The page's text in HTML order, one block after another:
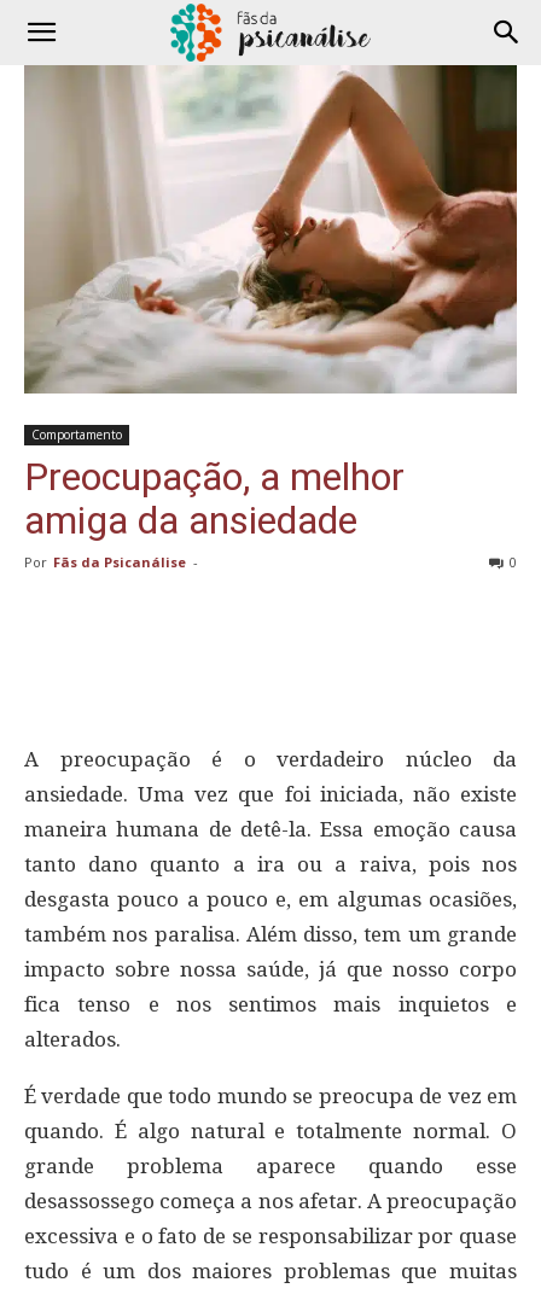
Comportamento
Preocupação, a melhor
amiga da ansiedade
Por Fãs da Psicanálise - 0
A preocupação é o verdadeiro núcleo da
ansiedade. Uma vez que foi iniciada, não existe
maneira humana de detê-la. Essa emoção causa
tanto dano quanto a ira ou a raiva, pois nos
desgasta pouco a pouco e, em algumas ocasiões,
também nos paralisa. Além disso, tem um grande
impacto sobre nossa saúde, já que nosso corpo
fica tenso e nos sentimos mais inquietos e
alterados.
É verdade que todo mundo se preocupa de vez em
quando. É algo natural e totalmente normal. O
grande problema aparece quando esse
desassossego começa a nos afetar. A preocupação
excessiva e o fato de se responsabilizar por quase
tudo é um dos maiores problemas que muitas